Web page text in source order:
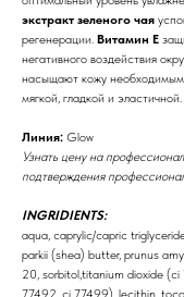
экстракт зеленого чая
регенерации. Витамин Е
негативного воздействия
насыщают кожу
мягкой, гладкой и эластичной.
Линия: Glow
Узнать цену на
подтверждения
INGRIDIENTS:
aqua, caprylic/capric
parkii (shea) butter, prunus
20, sorbitol,titanium dioxide
77492, ci 77499), lecithin,